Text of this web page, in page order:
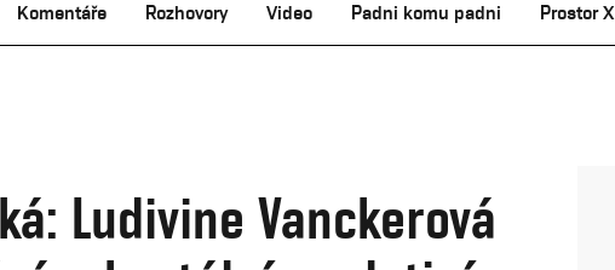
Komentáře Rozhovory Video Padni komu padni Prostor X
Ludivine Vanckerová